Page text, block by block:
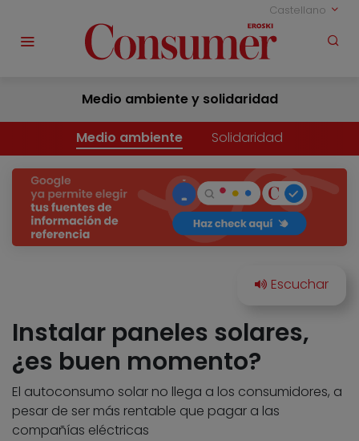
Castellano
Medio ambiente y solidaridad
Medio ambiente Solidaridad
Instalar paneles solares,
¿es buen momento?
El autoconsumo solar no llega a los consumidores, a
pesar de ser más rentable que pagar a las
compañías eléctricas